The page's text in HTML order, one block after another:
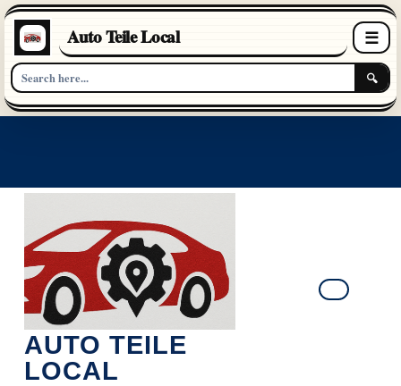
Auto Teile Local
🔍
☰
AUTO TEILE
LOCAL